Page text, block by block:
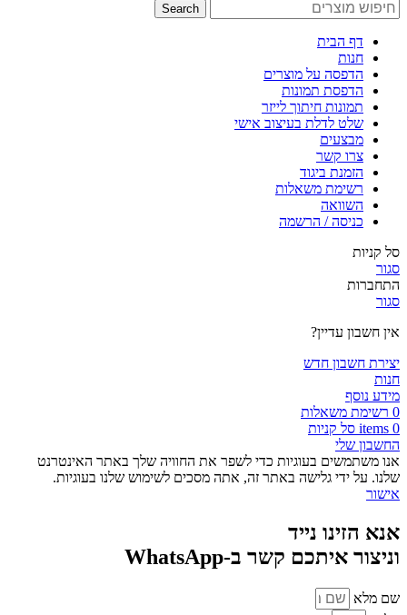
Search
דף הבית
חנות
הדפסה על מוצרים
הדפסת תמונות
תמונות חיתוך לייזר
שלט לדלת בעיצוב אישי
מבצעים
צרו קשר
הזמנת ביגוד
רשימת משאלות
השוואה
כניסה / הרשמה
סל קניות
סגור
התחברות
סגור
אין חשבון עדיין?
יצירת חשבון חדש
חנות
מידע נוסף
0 רשימת משאלות
0
items סל קניות
החשבון שלי
אנו משתמשים בעוגיות כדי לשפר את החוויה שלך באתר האינטרנט
שלנו. על ידי גלישה באתר זה, אתה מסכים לשימוש שלנו בעוגיות.
אישור
אנא הזינו נייד
וניצור איתכם קשר ב-WhatsApp
שם מלא